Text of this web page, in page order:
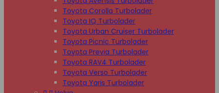
Toyota Corolla Turbolader
Toyota IQ Turbolader
Toyota Urban Cruiser Turbolader
Toyota Picnic Turbolader
Toyota Previa Turbolader
Toyota RAV4 Turbolader
Toyota Verso Turbolader
Toyota Yaris Turbolader